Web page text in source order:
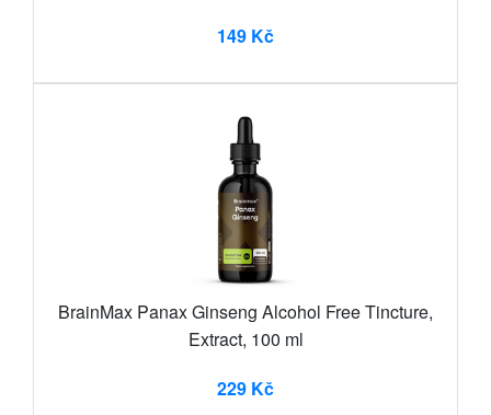
149 Kč
BrainMax Panax Ginseng Alcohol Free Tincture,
Extract, 100 ml
229 Kč